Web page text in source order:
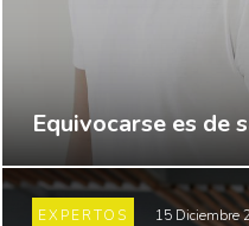
Equivocarse es de
EXPERTOS 15 Diciembre